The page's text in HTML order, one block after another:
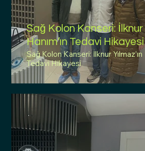
Sağ Kolon Kanseri: İlknur
Hanım’ın Tedavi Hikayesi
Sağ Kolon Kanseri: İlknur Yılmaz’ın
Tedavi Hikayesi